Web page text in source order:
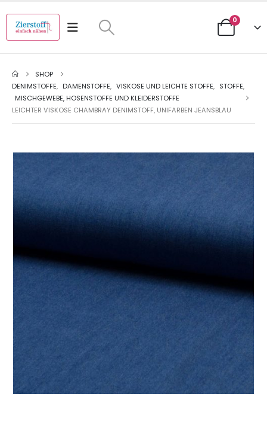
0
SHOP
DENIMSTOFFE, DAMENSTOFFE, VISKOSE UND LEICHTE STOFFE, STOFFE,
MISCHGEWEBE, HOSENSTOFFE UND KLEIDERSTOFFE
LEICHTER VISKOSE CHAMBRAY DENIMSTOFF, UNIFARBEN JEANSBLAU